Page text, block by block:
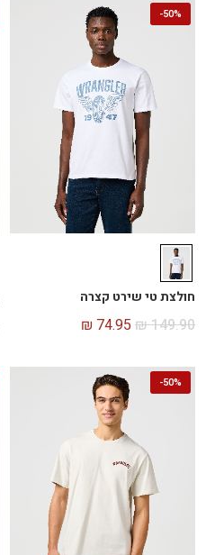
50%
-
חולצת טי שירט קצרה
₪149.90
₪ 74.95
50%
-